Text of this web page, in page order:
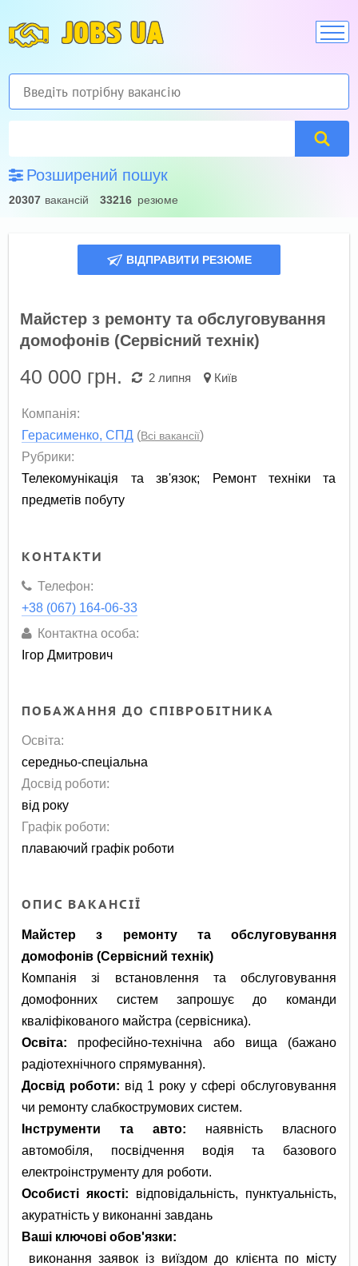
JOBS UA
Розширений пошук
20307 вакансій 33216 резюме
ВІДПРАВИТИ РЕЗЮМЕ
​Майстер з ремонту та обслуговування
домофонів (Сервісний технік)
40 000 грн. 2 липня Київ
Компанія:
Герасименко, СПД (Всі вакансії)
Рубрики:
Телекомунікація та зв'язок;
Ремонт техніки та
предметів побуту
КОНТАКТИ
Телефон:
+38 (067) 164-06-33
Контактна особа:
Ігор Дмитрович
ПОБАЖАННЯ ДО СПІВРОБІТНИКА
Освіта:
середньо-спеціальна
Досвід роботи:
від року
Графік роботи:
плаваючий графік роботи
ОПИС ВАКАНСІЇ
Майстер з ремонту та обслуговування
домофонів (Сервісний технік)
​Компанія зі встановлення та обслуговування
домофонних систем запрошує до команди
кваліфікованого майстра (сервісника).
​Освіта: професійно-технічна або вища (бажано
радіотехнічного спрямування).
​Досвід роботи: від 1 року у сфері обслуговування
чи ремонту слабкострумових систем.
​Інструменти та авто: наявність власного
автомобіля, посвідчення водія та базового
електроінструменту для роботи.
​Особисті якості: відповідальність, пунктуальність,
акуратність у виконанні завдань
​Ваші ключові обов'язки:
виконання заявок із виїздом до клієнта по місту